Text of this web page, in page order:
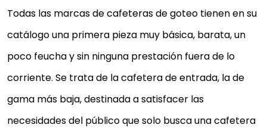
Todas las marcas de cafeteras de goteo tienen en su
catálogo una primera pieza muy básica, barata, un
poco feucha y sin ninguna prestación fuera de lo
corriente. Se trata de la cafetera de entrada, la de
gama más baja, destinada a satisfacer las
necesidades del público que solo busca una cafetera